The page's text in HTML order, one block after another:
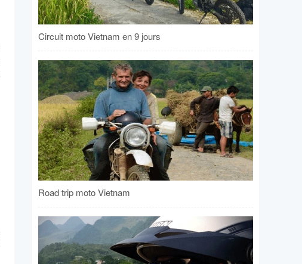
Circuit moto Vietnam en 9 jours
Road trip moto Vietnam